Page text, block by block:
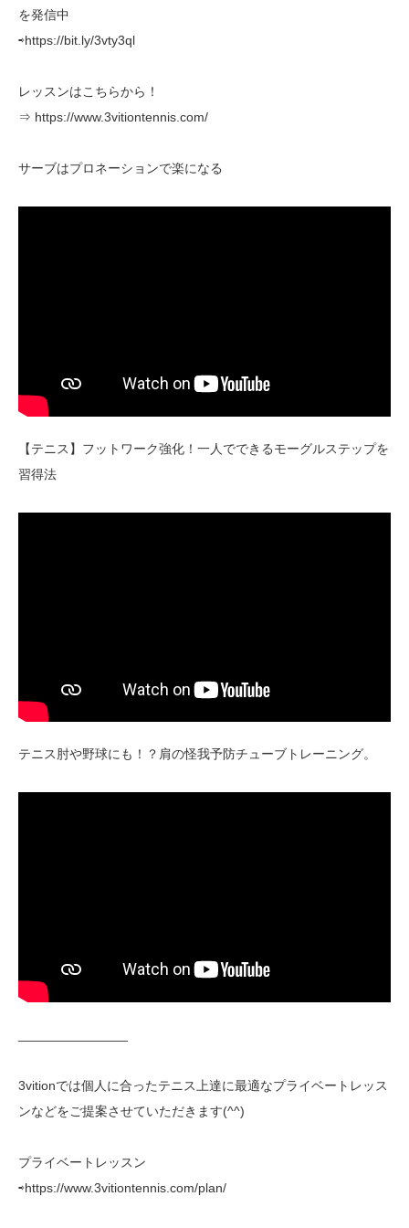
を発信中
⇨https://bit.ly/3vty3ql
レッスンはこちらから！
⇒ https://www.3vitiontennis.com/
サーブはプロネーションで楽になる
【テニス】フットワーク強化！一人でできるモーグルステップを
習得法
テニス肘や野球にも！？肩の怪我予防チューブトレーニング。
3vitionでは個人に合ったテニス上達に最適なプライベートレッス
ンなどをご提案させていただきます(^^)
プライベートレッスン
⇨https://www.3vitiontennis.com/plan/